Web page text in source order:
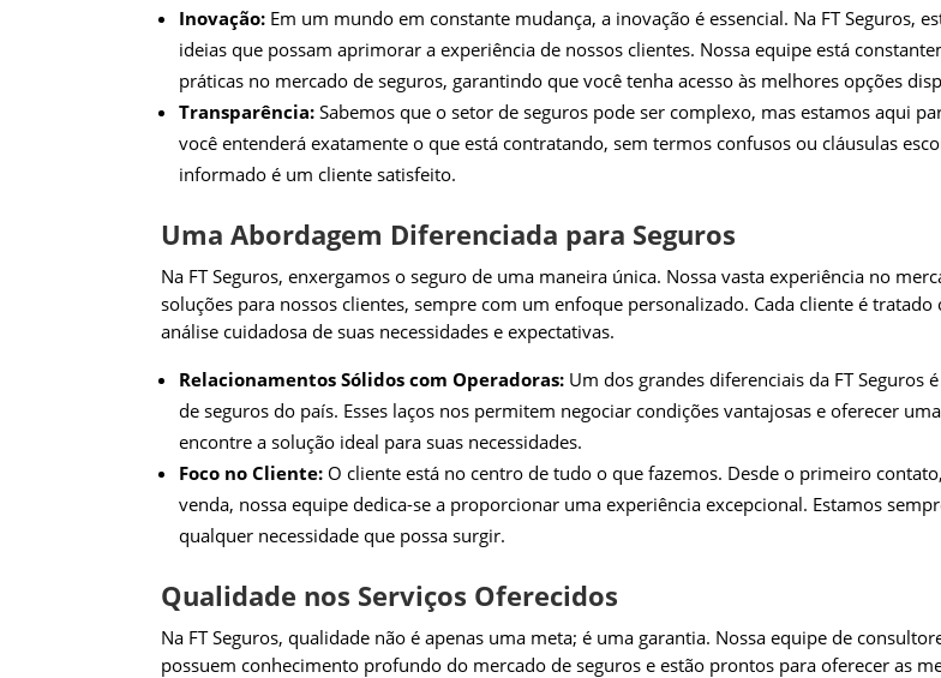
Inovação: Em um mundo em constante mudança, a inovação é essencial. Na FT Seguros,
ideias que possam aprimorar a experiência de nossos clientes. Nossa equipe está
práticas no mercado de seguros, garantindo que você tenha acesso às melhores opções
Transparência: Sabemos que o setor de seguros pode ser complexo, mas estamos aqui
você entenderá exatamente o que está contratando, sem termos confusos ou cláusulas
informado é um cliente satisfeito.
Uma Abordagem Diferenciada para Seguros
Na FT Seguros, enxergamos o seguro de uma maneira única. Nossa vasta experiência no
soluções para nossos clientes, sempre com um enfoque personalizado. Cada cliente é
análise cuidadosa de suas necessidades e expectativas.
Relacionamentos Sólidos com Operadoras: Um dos grandes diferenciais da FT
de seguros do país. Esses laços nos permitem negociar condições vantajosas e oferecer
encontre a solução ideal para suas necessidades.
Foco no Cliente: O cliente está no centro de tudo o que fazemos. Desde o primeiro
venda, nossa equipe dedica-se a proporcionar uma experiência excepcional. Estamos
qualquer necessidade que possa surgir.
Qualidade nos Serviços Oferecidos
Na FT Seguros, qualidade não é apenas uma meta; é uma garantia. Nossa equipe de
possuem conhecimento profundo do mercado de seguros e estão prontos para oferecer as